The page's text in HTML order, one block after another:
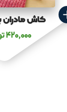
کاش مادران
420,000